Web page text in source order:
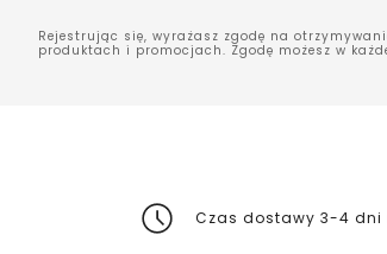
Rejestrując się, wyrażasz zgodę na
produktach i promocjach. Zgodę możesz w
Czas dostawy 3-4 dni